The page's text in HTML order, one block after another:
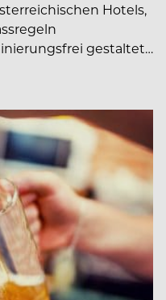
Hotels,
gestaltet…